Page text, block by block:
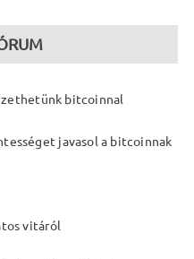
bitcoinnal
javasol a bitcoinnak
vitáról